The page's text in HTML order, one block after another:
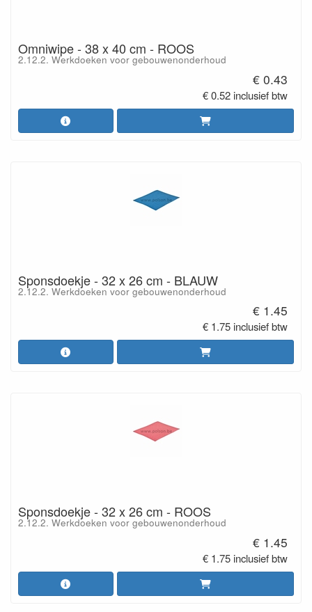
Omniwipe - 38 x 40 cm - ROOS
2.12.2. Werkdoeken voor gebouwenonderhoud
€ 0.43
€ 0.52 inclusief btw
Sponsdoekje - 32 x 26 cm - BLAUW
2.12.2. Werkdoeken voor gebouwenonderhoud
€ 1.45
€ 1.75 inclusief btw
Sponsdoekje - 32 x 26 cm - ROOS
2.12.2. Werkdoeken voor gebouwenonderhoud
€ 1.45
€ 1.75 inclusief btw